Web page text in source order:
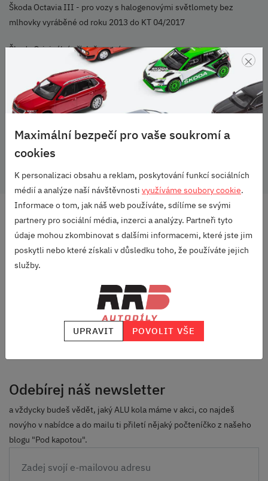
Škoda Octavia III - pro vozy s halogenovými světlomety bez
mlhovky vyráběné od roku 2013 do KT 04/2017
Škoda Originální příslušenství
Fotografie je pouze ilustrativní
Parametry
Vozidlo:
DOPRAVA ZDARMA
OD 2500 KČ
VELKÝ VÝBĚR
ZNAČEK
RODINNÁ FIRMA
S DLOUHOU TRADICÍ
SKVĚLÉ HODNOCENÍ
HEUREKA.CZ/ZBOZI.CZ
Odebírej náš newsletter
a vždycky budeš vědět, jaký ALU kola máme v akci, co najdeš
novýho v nabídce a do mailu ti přiletí nějaký počteníčko z našeho
blogu "Pod kapotou".
×
Maximální bezpečí pro vaše soukromí a
cookies
K personalizaci obsahu a reklam, poskytování funkcí sociálních
médií a analýze naší návštěvnosti využíváme soubory cookie.
Informace o tom, jak náš web používáte, sdílíme se svými
partnery pro sociální média, inzerci a analýzy. Partneři tyto
údaje mohou zkombinovat s dalšími informacemi, které jste jim
poskytli nebo které získali v důsledku toho, že používáte jejich
služby.
UPRAVIT POVOLIT VŠE